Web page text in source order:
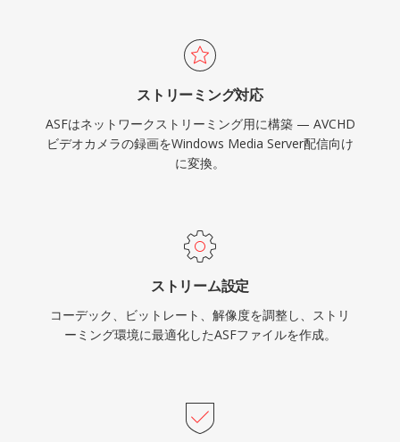
カーを含む複数の同期ストリームを処理します。
多くの用途でより新しいコンテナに取って代わら
れましたが、ASFはレガシーのWindowsメディア
エコシステムやWindows Media Servicesインフ
ラストラクチャに依存する企業環境では依然とし
ストリーミング対応
ASFはネットワークストリーミング用に構築 — AVCHD
ビデオカメラの録画をWindows Media Server配信向け
に変換。
ストリーム設定
コーデック、ビットレート、解像度を調整し、ストリ
ーミング環境に最適化したASFファイルを作成。